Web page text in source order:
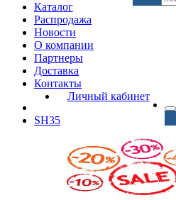
Каталог
Распродажа
Новости
О компании
Партнеры
Доставка
Контакты
Личный кабинет
SH35